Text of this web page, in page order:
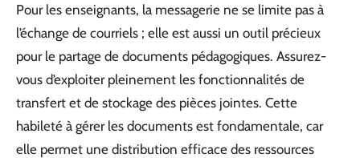
Pour les enseignants, la messagerie ne se limite pas à
l’échange de courriels ; elle est aussi un outil précieux
pour le partage de documents pédagogiques. Assurez-
vous d’exploiter pleinement les fonctionnalités de
transfert et de stockage des pièces jointes. Cette
habileté à gérer les documents est fondamentale, car
elle permet une distribution efficace des ressources